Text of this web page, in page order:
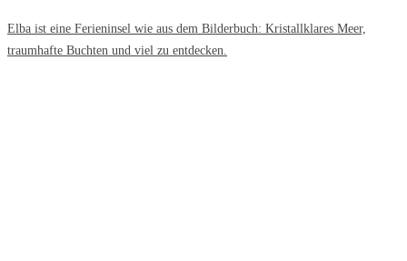
Elba ist eine Ferieninsel wie aus dem Bilderbuch: Kristallklares Meer,
traumhafte Buchten und viel zu entdecken.